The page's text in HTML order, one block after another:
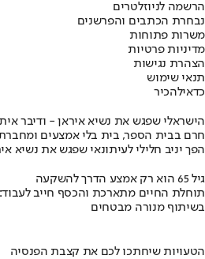
הרשמה לניוזלטרים
נבחרת הכתבים והפרשנים
משרות פתוחות
מדיניות פרטיות
הצהרת נגישות
תנאי שימוש
כדאילהכיר
הישראלי שפגש את נשיא איראן - ודיבר
חרם בבית הספר, בית בלי אמצעים
הפך יניב חלילי לעיתונאי שפגש את נשיא
גיל 65 הוא רק אמצע הדרך להשקעה
תוחלת החיים מתארכת והכסף חייב לעבוד:
בשיתוף מנורה מבטחים
הטעויות שיחתכו לכם את קצבת הפנסיה